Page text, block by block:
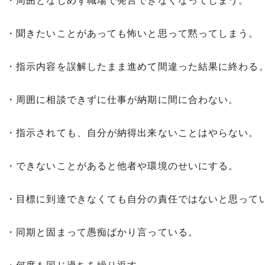
・聞きたいことがあっても怖いと思って黙ってしまう。
・指示内容を誤解したまま進めて間違った結果に終わる。
・周囲に相談できずに仕事が納期に間に合わない。
・指示されても、自分が納得出来ないことはやらない。
・できないことがあると他者や環境のせいにする。
・目標に到達できなくても自分の責任ではないと思って
・同期と固まって愚痴ばかり言っている。